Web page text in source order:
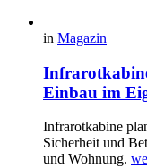
in Magazin
Einbau im
Infrarotkabine
Sicherheit und
und Wohnung.